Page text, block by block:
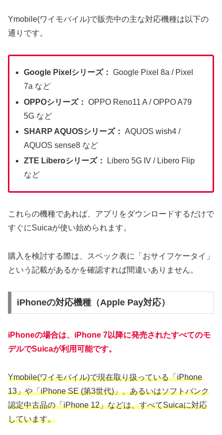
Ymobile(ワイモバイル)で販売中の主な対応機種は以下の
通りです。
Google Pixelシリーズ： Google Pixel 8a / Pixel
7a など
OPPOシリーズ： OPPO Reno11 A / OPPO A79
5G など
SHARP AQUOSシリーズ： AQUOS wish4 /
AQUOS sense8 など
ZTE Liberoシリーズ：
Libero 5G IV / Libero Flip
など
これらの機種であれば、アプリをダウンロードするだけで
すぐにSuicaが使い始められます。
購入を検討する際は、スペック表に「おサイフケータイ」
という記載があるかを確認すれば間違いありません。
iPhoneの対応機種（Apple Pay対応）
iPhoneの場合は、 iPhone 7以降に発売されたすべてのモ
デルでSuicaが利用可能です。
Ymobile(ワイモバイル)で現在取り扱っている「iPhone
13」や「iPhone SE (第3世代)」、あるいはソフトバンク
認定中古品の「iPhone 12」などは、すべてSuicaに対応
しています。